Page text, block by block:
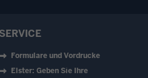
SERVICE
Formulare und Vordrucke
Elster: Geben Sie Ihre